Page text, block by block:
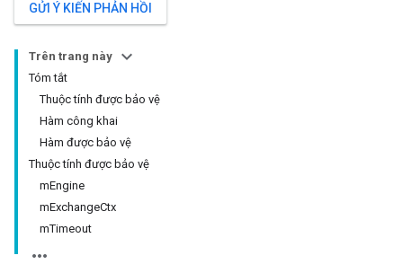
GỬI Ý KIẾN PHẢN HỒI
Trên trang này
Tóm tắt
Thuộc tính được bảo vệ
Hàm công khai
Hàm được bảo vệ
Thuộc tính được bảo vệ
mEngine
mExchangeCtx
mTimeout